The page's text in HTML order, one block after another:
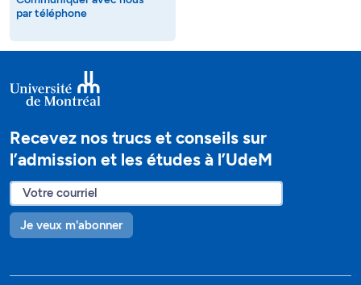
par téléphone
Recevez nos trucs et conseils sur
l’admission et les études à l’UdeM
Je veux m'abonner